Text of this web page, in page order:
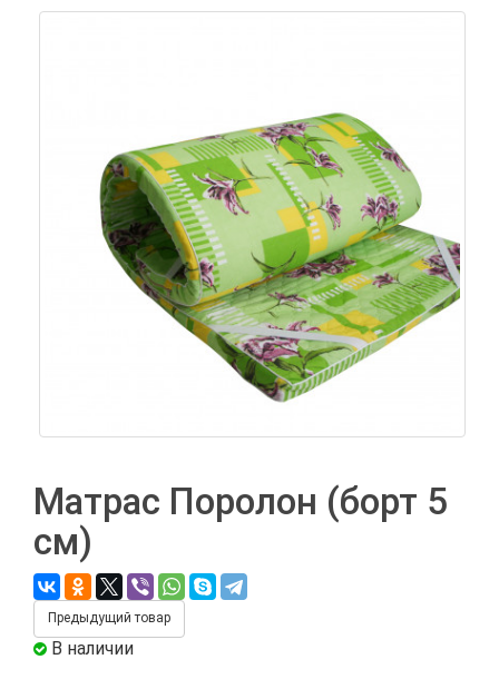
Матрас Поролон (борт 5
см)
Предыдущий товар
В наличии